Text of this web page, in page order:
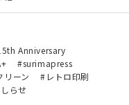
Anniversary
surimapress
リーン
レトロ印刷
らせ